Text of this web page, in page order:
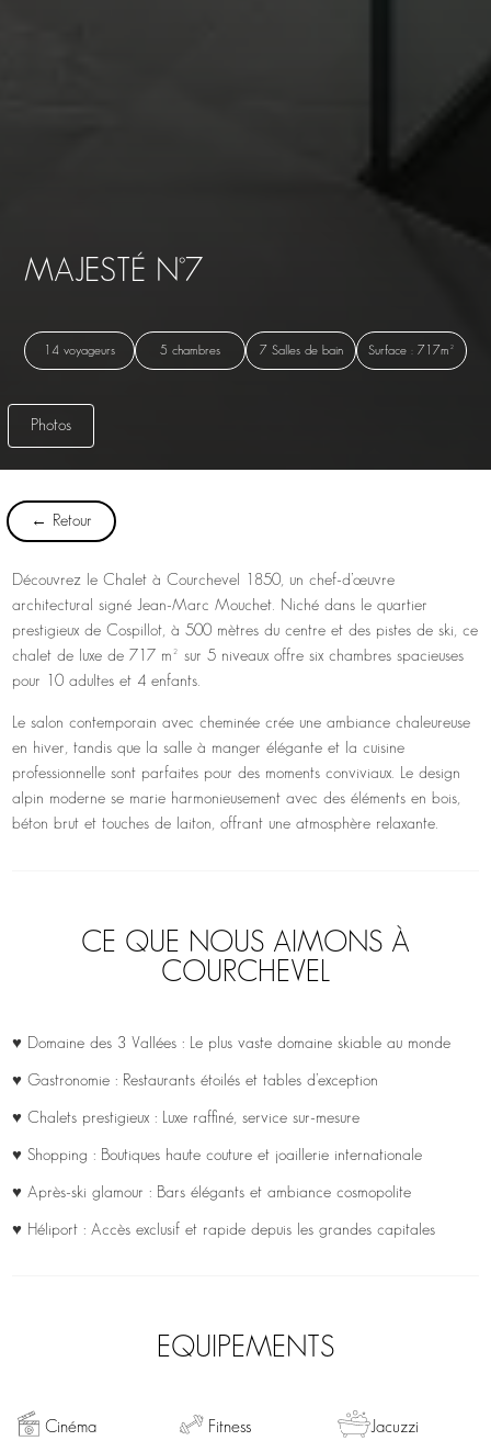
MAJESTÉ N°7
14 voyageurs 5 chambres 7 Salles de bain Surface : 717m²
Photos
← Retour
Découvrez le Chalet à Courchevel 1850, un chef-d’œuvre
architectural signé Jean-Marc Mouchet. Niché dans le quartier
prestigieux de Cospillot, à 500 mètres du centre et des pistes de ski, ce
chalet de luxe de 717 m² sur 5 niveaux offre six chambres spacieuses
pour 10 adultes et 4 enfants.
Le salon contemporain avec cheminée crée une ambiance chaleureuse
en hiver, tandis que la salle à manger élégante et la cuisine
professionnelle sont parfaites pour des moments conviviaux. Le design
alpin moderne se marie harmonieusement avec des éléments en bois,
béton brut et touches de laiton, offrant une atmosphère relaxante.
CE QUE NOUS AIMONS À
COURCHEVEL
♥ Domaine des 3 Vallées : Le plus vaste domaine skiable au monde
♥ Gastronomie : Restaurants étoilés et tables d’exception
♥ Chalets prestigieux : Luxe raffiné, service sur-mesure
♥ Shopping : Boutiques haute couture et joaillerie internationale
♥ Après-ski glamour : Bars élégants et ambiance cosmopolite
♥ Héliport : Accès exclusif et rapide depuis les grandes capitales
EQUIPEMENTS
Cinéma Fitness Jacuzzi